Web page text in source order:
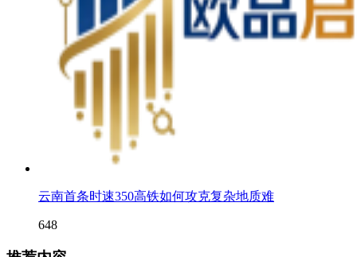
云南首条时速350高铁如何攻克复杂地质难
648